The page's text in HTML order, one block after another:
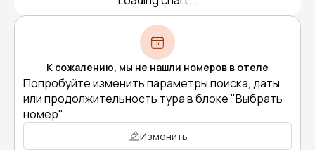
К сожалению, мы не нашли номеров в отеле
Попробуйте изменить параметры поиска, даты
или продолжительность тура в блоке "Выбрать
номер"
Изменить